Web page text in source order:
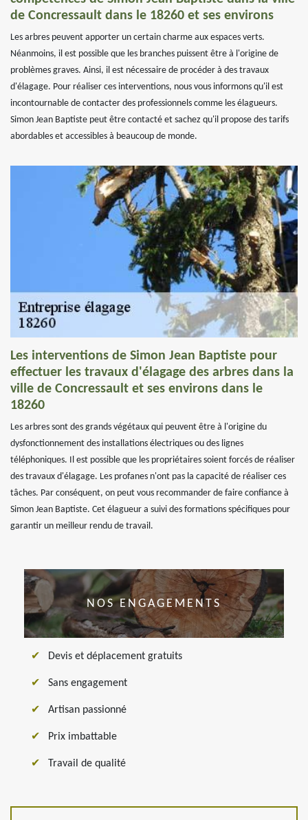
de Concressault dans le 18260 et ses environs
Les arbres peuvent apporter un certain charme aux espaces verts.
Néanmoins, il est possible que les branches puissent être à l'origine de
problèmes graves. Ainsi, il est nécessaire de procéder à des travaux
d'élagage. Pour réaliser ces interventions, nous vous informons qu'il est
incontournable de contacter des professionnels comme les élagueurs.
Simon Jean Baptiste peut être contacté et sachez qu'il propose des tarifs
abordables et accessibles à beaucoup de monde.
Les interventions de Simon Jean Baptiste pour
effectuer les travaux d'élagage des arbres dans la
ville de Concressault et ses environs dans le
18260
Les arbres sont des grands végétaux qui peuvent être à l'origine du
dysfonctionnement des installations électriques ou des lignes
téléphoniques. Il est possible que les propriétaires soient forcés de réaliser
des travaux d'élagage. Les profanes n'ont pas la capacité de réaliser ces
tâches. Par conséquent, on peut vous recommander de faire confiance à
Simon Jean Baptiste. Cet élagueur a suivi des formations spécifiques pour
garantir un meilleur rendu de travail.
NOS ENGAGEMENTS
Devis et déplacement gratuits
Sans engagement
Artisan passionné
Prix imbattable
Travail de qualité